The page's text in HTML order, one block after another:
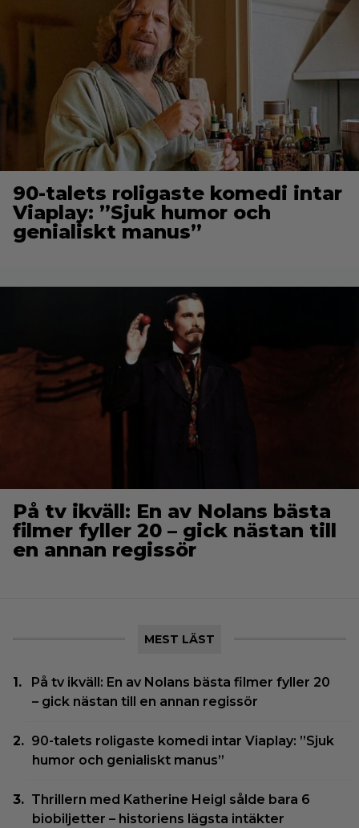
90-talets roligaste komedi intar
Viaplay: ”Sjuk humor och
genialiskt manus”
På tv ikväll: En av Nolans bästa
filmer fyller 20 – gick nästan till
en annan regissör
MEST LÄST
På tv ikväll: En av Nolans bästa filmer fyller 20
– gick nästan till en annan regissör
90-talets roligaste komedi intar Viaplay: ”Sjuk
humor och genialiskt manus”
Thrillern med Katherine Heigl sålde bara 6
biobiljetter – historiens lägsta intäkter